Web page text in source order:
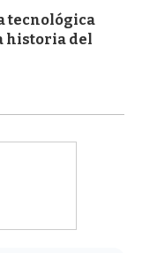
tecnológica
historia del